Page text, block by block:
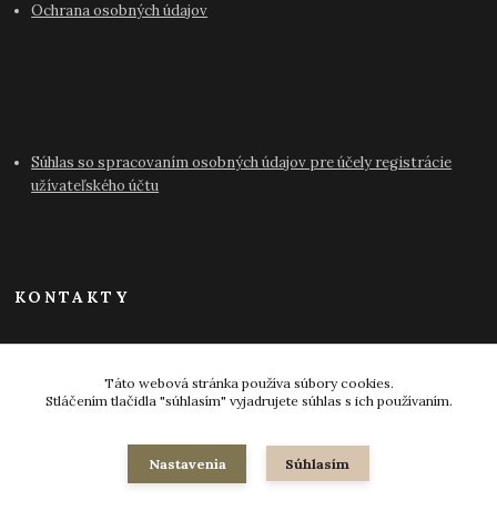
Ochrana osobných údajov
Súhlas so spracovaním osobných údajov pre účely registrácie
užívateľského účtu
KONTAKTY
Táto webová stránka používa súbory cookies.
Stláčením tlačidla "súhlasím" vyjadrujete súhlas s ich používaním.
Nastavenia Súhlasím